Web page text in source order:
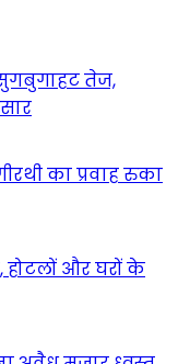
तेज,
का प्रवाह रुका
और घरों के